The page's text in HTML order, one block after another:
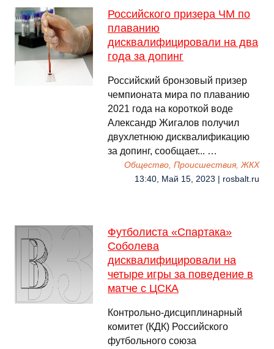
Российского призера ЧМ по
плаванию
дисквалифицировали на два
года за допинг
Российский бронзовый призер
чемпионата мира по плаванию
2021 года на короткой воде
Александр Жигалов получил
двухлетнюю дисквалификацию
за допинг, сообщает... …
Общество, Происшествия, ЖКХ
13:40, Май 15, 2023 | rosbalt.ru
Футболиста «Спартака»
Соболева
дисквалифицировали на
четыре игры за поведение в
матче с ЦСКА
Контрольно-дисциплинарный
комитет (КДК) Российского
футбольного союза